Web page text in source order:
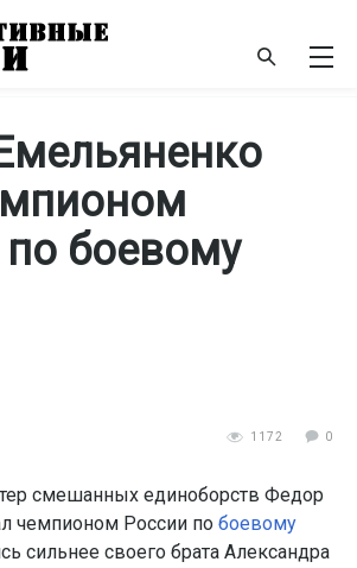
по боевому
1172 0
смешанных единоборств Федор
чемпионом России по боевому
сильнее своего брата Александра